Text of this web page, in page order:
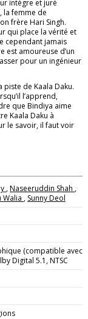
intègre et juré
la femme de
frère Hari Singh.
qui place la vérité et
cependant jamais
est amoureuse d’un
pour un ingénieur
piste de Kaala Daku.
l’apprend,
que Bindiya aime
Kaala Daku à
le savoir, il faut voir
,Naseeruddin Shah ,
Walia , Sunny Deol
(compatible avec
Digital 5.1, NTSC